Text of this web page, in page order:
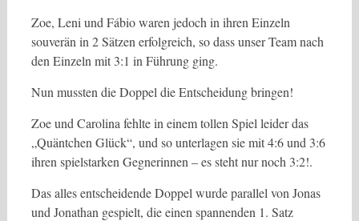
Zoe, Leni und Fábio waren jedoch in ihren Einzeln
souverän in 2 Sätzen erfolgreich, so dass unser Team nach
den Einzeln mit 3:1 in Führung ging.
Nun mussten die Doppel die Entscheidung bringen!
Zoe und Carolina fehlte in einem tollen Spiel leider das
„Quäntchen Glück“, und so unterlagen sie mit 4:6 und 3:6
ihren spielstarken Gegnerinnen – es steht nur noch 3:2!.
Das alles entscheidende Doppel wurde parallel von Jonas
und Jonathan gespielt, die einen spannenden 1. Satz